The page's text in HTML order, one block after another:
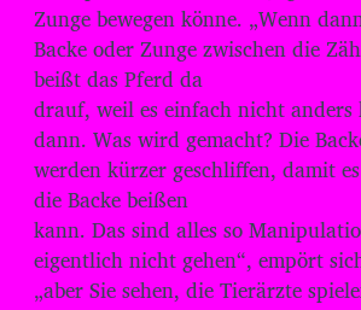
Zunge bewegen könne. „Wenn
Backe oder Zunge zwischen die
beißt das Pferd da
drauf, weil es einfach nicht
dann. Was wird gemacht? Die
werden kürzer geschliffen, damit
die Backe beißen
kann. Das sind alles so
eigentlich nicht gehen“, empört
„aber Sie sehen, die Tierärzte